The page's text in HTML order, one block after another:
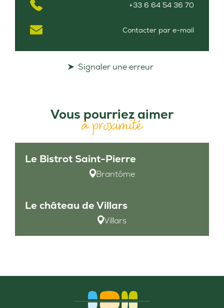
+33 6 64 54 36 70
Contacter par e-mail
Signaler une erreur
Vous pourriez aimer
à proximité
Le Bistrot Saint-Pierre
Brantôme
Le château de Villars
Villars